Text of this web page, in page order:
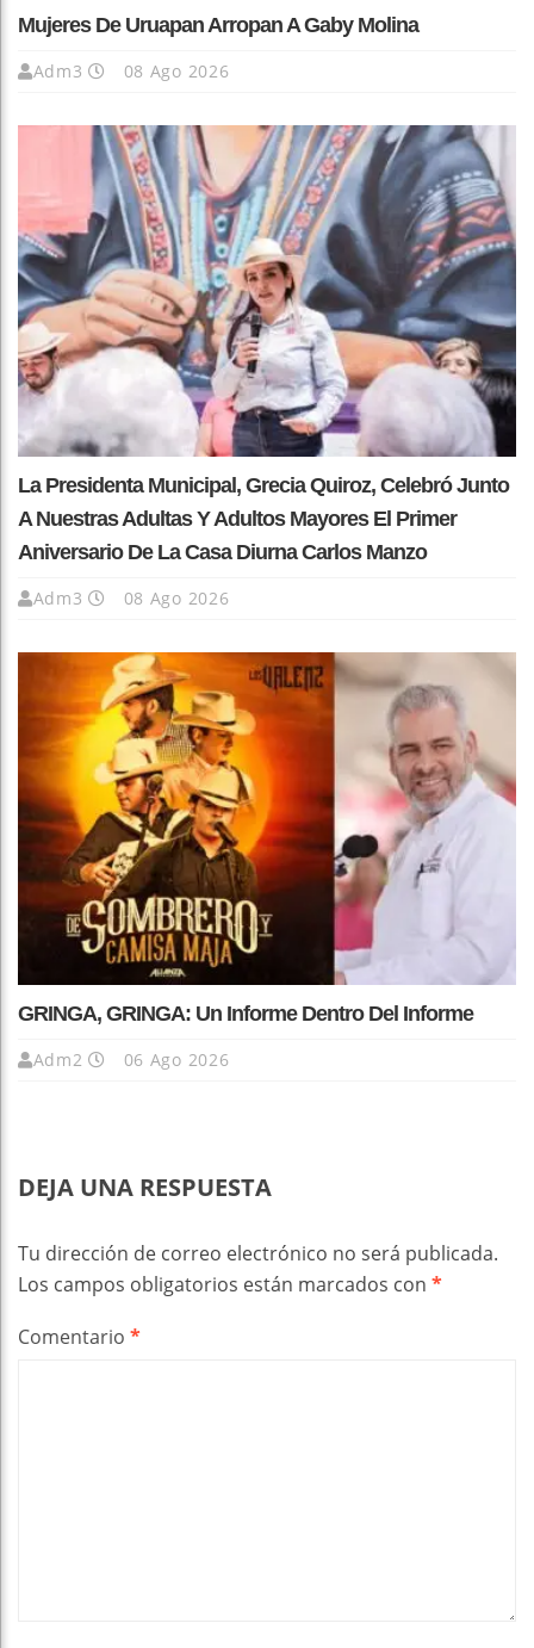
Mujeres De Uruapan Arropan A Gaby Molina
Adm3 08 Ago 2026
La Presidenta Municipal, Grecia Quiroz, Celebró Junto
A Nuestras Adultas Y Adultos Mayores El Primer
Aniversario De La Casa Diurna Carlos Manzo
Adm3 08 Ago 2026
GRINGA, GRINGA: Un Informe Dentro Del Informe
Adm2 06 Ago 2026
DEJA UNA RESPUESTA
Tu dirección de correo electrónico no será publicada.
Los campos obligatorios están marcados con *
Comentario *